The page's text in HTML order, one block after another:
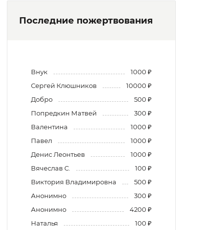
Последние пожертвования
Внук
1000 ₽
Сергей Клюшников
10000 ₽
Добро
500 ₽
Попредкин Матвей
300 ₽
Валентина
1000 ₽
Павел
1000 ₽
Денис Леонтьев
1000 ₽
Вячеслав С.
100 ₽
Виктория Владимировна
500 ₽
Анонимно
300 ₽
Анонимно
4200 ₽
Наталья
100 ₽